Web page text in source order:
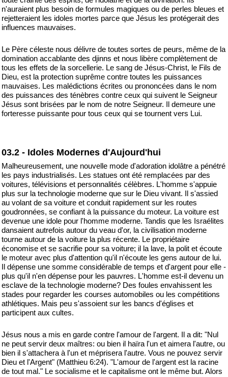
n'auraient plus besoin de formules magiques ou de perles bleues et
rejetteraient les idoles mortes parce que Jésus les protégerait des
influences mauvaises.
Le Père céleste nous délivre de toutes sortes de peurs, même de la
domination accablante des djinns et nous libère complètement de
tous les effets de la sorcellerie. Le sang de Jésus-Christ, le Fils de
Dieu, est la protection suprême contre toutes les puissances
mauvaises. Les malédictions écrites ou prononcées dans le nom
des puissances des ténèbres contre ceux qui suivent le Seigneur
Jésus sont brisées par le nom de notre Seigneur. Il demeure une
forteresse puissante pour tous ceux qui se tournent vers Lui.
03.2 - Idoles Modernes d'Aujourd'hui
Malheureusement, une nouvelle mode d'adoration idolâtre a pénétré
les pays industrialisés. Les statues ont été remplacées par des
voitures, télévisions et personnalités célèbres. L'homme s'appuie
plus sur la technologie moderne que sur le Dieu vivant. Il s'assied
au volant de sa voiture et conduit rapidement sur les routes
goudronnées, se confiant à la puissance du moteur. La voiture est
devenue une idole pour l'homme moderne. Tandis que les Israélites
dansaient autrefois autour du veau d'or, la civilisation moderne
tourne autour de la voiture la plus récente. Le propriétaire
économise et se sacrifie pour sa voiture; il la lave, la polit et écoute
le moteur avec plus d'attention qu'il n'écoute les gens autour de lui.
Il dépense une somme considérable de temps et d'argent pour elle -
plus qu'il n'en dépense pour les pauvres. L'homme est-il devenu un
esclave de la technologie moderne? Des foules envahissent les
stades pour regarder les courses automobiles ou les compétitions
athlétiques. Mais peu s'assoient sur les bancs d'églises et
participent aux cultes.
Jésus nous a mis en garde contre l'amour de l'argent. Il a dit: "Nul
ne peut servir deux maîtres: ou bien il haïra l'un et aimera l'autre, ou
bien il s'attachera à l'un et méprisera l'autre. Vous ne pouvez servir
Dieu et l'Argent" (Matthieu 6:24). "L'amour de l'argent est la racine
de tout mal." Le socialisme et le capitalisme ont le même but. Alors